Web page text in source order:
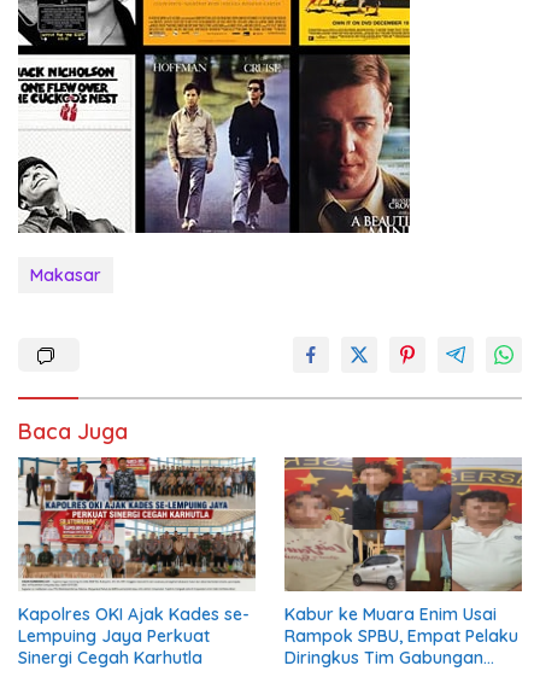
Makasar
Baca Juga
Kapolres OKI Ajak Kades se-
Lempuing Jaya Perkuat
Sinergi Cegah Karhutla
Kabur ke Muara Enim Usai
Rampok SPBU, Empat Pelaku
Diringkus Tim Gabungan